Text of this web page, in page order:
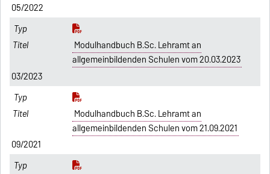
05/2022
Modulhandbuch B.Sc. Lehramt an
allgemeinbildenden Schulen vom 20.03.2023
03/2023
Modulhandbuch B.Sc. Lehramt an
allgemeinbildenden Schulen vom 21.09.2021
09/2021